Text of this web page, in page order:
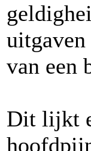
van een
Dit lijkt